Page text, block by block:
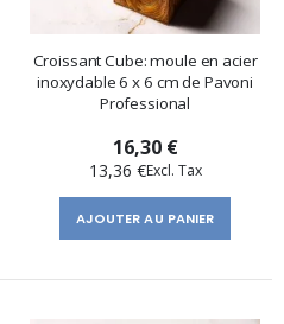
Croissant Cube: moule en acier
inoxydable 6 x 6 cm de Pavoni
Professional
16,30 €
13,36 €
AJOUTER AU PANIER